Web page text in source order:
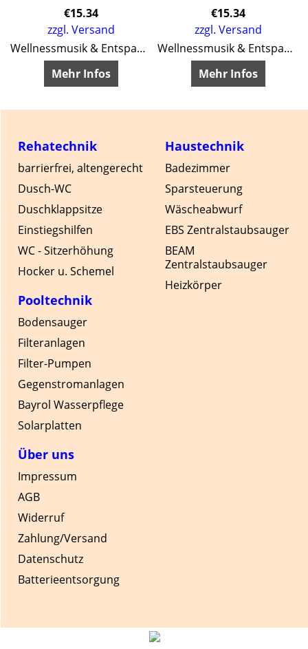
€15.34
zzgl. Versand
Wellnessmusik & Entspannungsmusik
Mehr Infos
€15.34
zzgl. Versand
Wellnessmusik & Entspannungsmusik
Mehr Infos
Haustechnik
Badezimmer
Sparsteuerung
Wäscheabwurf
EBS Zentralstaubsauger
BEAM
Zentralstaubsauger
Heizkörper
Rehatechnik
barrierfrei, altengerecht
Dusch-WC
Duschklappsitze
Einstiegshilfen
WC - Sitzerhöhung
Hocker u. Schemel
Pooltechnik
Bodensauger
Filteranlagen
Filter-Pumpen
Gegenstromanlagen
Bayrol Wasserpflege
Solarplatten
Über uns
Impressum
AGB
Widerruf
Zahlung/Versand
Datenschutz
Batterieentsorgung